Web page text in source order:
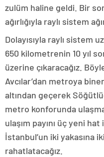
zulüm haline geldi. Bir
ağırlığıyla raylı sistem
Dolayısıyla raylı sistem
650 kilometrenin 10 yıl
üzerine çıkaracağız.
Avcılar’dan metroya
altından geçerek
metro konforunda
ulaşım payını üç yeni hat
İstanbul’un iki yakasına
rahatlatacağız.